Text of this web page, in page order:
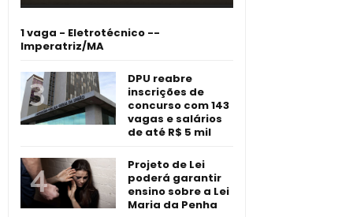
1 vaga - Eletrotécnico -­
Imperatriz/MA
DPU reabre
inscrições de
concurso com 143
vagas e salários
de até R$ 5 mil
Projeto de Lei
poderá garantir
ensino sobre a Lei
Maria da Penha